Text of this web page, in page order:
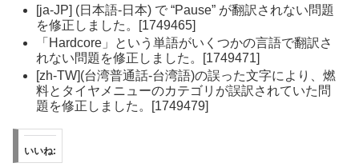
[ja-JP] (日本語-日本) で “Pause” が翻訳されない問題
を修正しました。[1749465]
「Hardcore」という単語がいくつかの言語で翻訳さ
れない問題を修正しました。[1749471]
[zh-TW](台湾普通話-台湾語)の誤った文字により、燃
料とタイヤメニューのカテゴリが誤訳されていた問
題を修正しました。[1749479]
いいね: